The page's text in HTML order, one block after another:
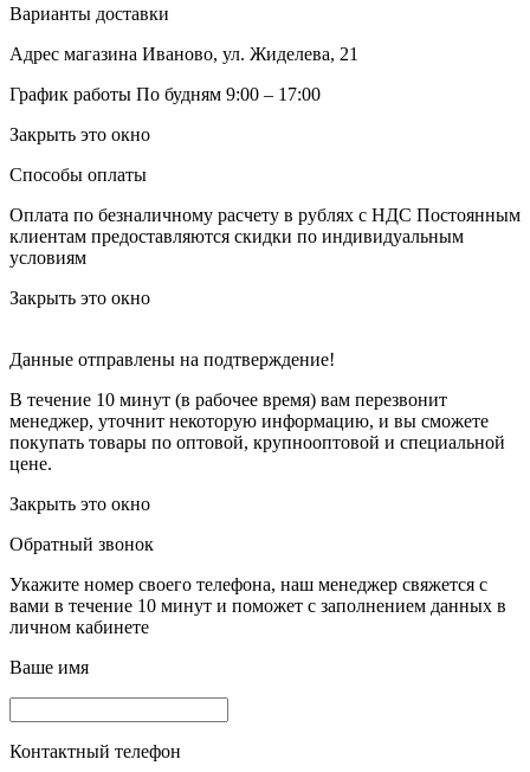
Варианты доставки
Адрес магазина Иваново, ул. Жиделева, 21
График работы По будням 9:00 – 17:00
Закрыть это окно
Способы оплаты
Оплата по безналичному расчету в рублях с НДС Постоянным
клиентам предоставляются скидки по индивидуальным
условиям
Закрыть это окно
Данные отправлены на подтверждение!
В течение 10 минут (в рабочее время) вам перезвонит
менеджер, уточнит некоторую информацию, и вы сможете
покупать товары по оптовой, крупнооптовой и специальной
цене.
Закрыть это окно
Обратный звонок
Укажите номер своего телефона, наш менеджер свяжется с
вами в течение 10 минут и поможет с заполнением данных в
личном кабинете
Ваше имя
Контактный телефон